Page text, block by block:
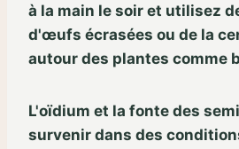
à la main le soir et utilisez
d'œufs écrasées ou de la
autour des plantes comme
L'oïdium et la fonte des
survenir dans des